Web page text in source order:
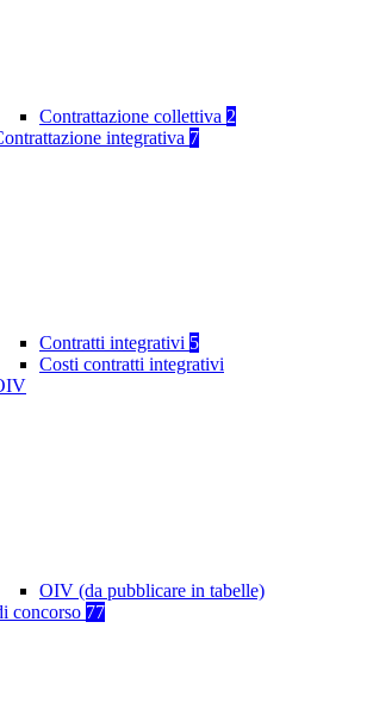
Contrattazione collettiva 2
integrativa 7
Contratti integrativi 5
Costi contratti integrativi
OIV (da pubblicare in tabelle)
concorso 77